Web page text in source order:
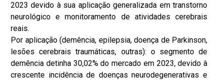
2023 devido à sua aplicação generalizada em transtorno
neurológico e monitoramento de atividades cerebrais
reais.
Por aplicação (demência, epilepsia, doença de Parkinson,
lesões cerebrais traumáticas, outras): o segmento de
demência detinha 30,02% do mercado em 2023, devido à
crescente incidência de doenças neurodegenerativas e